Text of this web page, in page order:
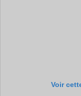
Voir